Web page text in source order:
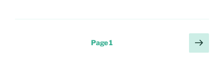
Page1
Page